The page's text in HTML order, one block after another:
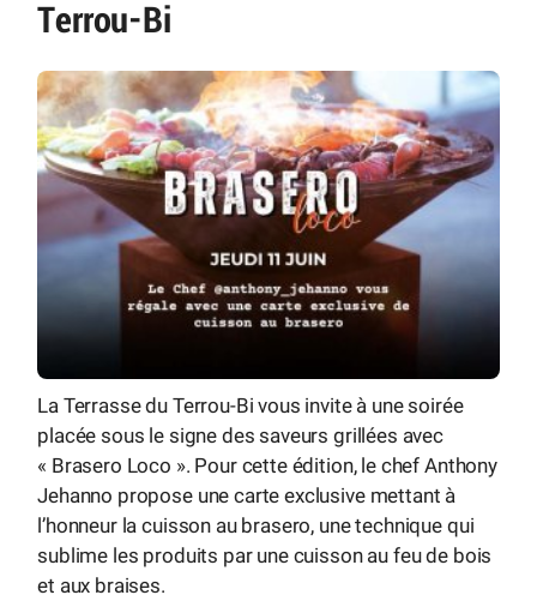
Terrou-Bi
La Terrasse du Terrou-Bi vous invite à une soirée
placée sous le signe des saveurs grillées avec
« Brasero Loco ». Pour cette édition, le chef Anthony
Jehanno propose une carte exclusive mettant à
l’honneur la cuisson au brasero, une technique qui
sublime les produits par une cuisson au feu de bois
et aux braises.